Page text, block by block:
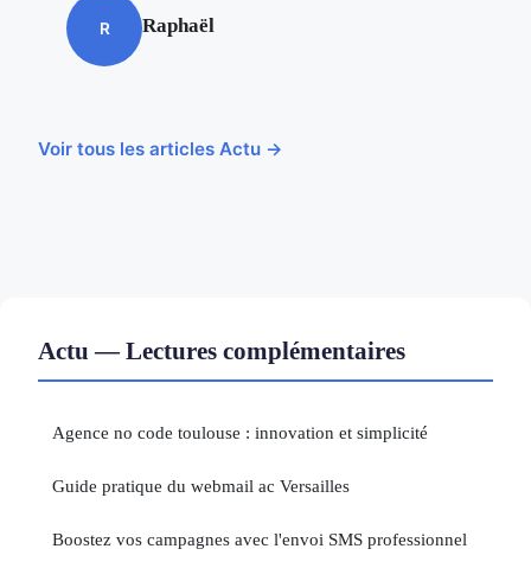
R Raphaël
Voir tous les articles Actu →
Actu — Lectures complémentaires
Agence no code toulouse : innovation et simplicité
Guide pratique du webmail ac Versailles
Boostez vos campagnes avec l'envoi SMS professionnel